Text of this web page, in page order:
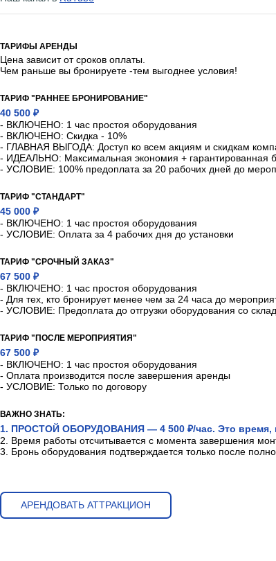
ТАРИФЫ АРЕНДЫ
Цена зависит от сроков оплаты.
Чем раньше вы бронируете -тем выгоднее условия!
ТАРИФ "РАННЕЕ БРОНИРОВАНИЕ"
40 500 ₽
- ВКЛЮЧЕНО: 1 час простоя оборудования
- ВКЛЮЧЕНО: Скидка - 10%
- ГЛАВНАЯ ВЫГОДА: Доступ ко всем акциям и скидкам
- ИДЕАЛЬНО: Максимальная экономия + гарантированная
- УСЛОВИЕ: 100% предоплата за 20 рабочих дней до
ТАРИФ "СТАНДАРТ"
45 000 ₽
- ВКЛЮЧЕНО: 1 час простоя оборудования
- УСЛОВИЕ: Оплата за 4 рабочих дня до установки
ТАРИФ "СРОЧНЫЙ ЗАКАЗ"
67 500 ₽
- ВКЛЮЧЕНО: 1 час простоя оборудования
- Для тех, кто бронирует менее чем за 24 часа до
- УСЛОВИЕ: Предоплата до отгрузки оборудования со
ТАРИФ "ПОСЛЕ МЕРОПРИЯТИЯ"
67 500 ₽
- ВКЛЮЧЕНО: 1 час простоя оборудования
- Оплата производится после завершения аренды
- УСЛОВИЕ: Только по договору
ВАЖНО ЗНАТЬ:
1. ПРОСТОЙ ОБОРУДОВАНИЯ — 4 500 ₽/час. Это время,
2. Время работы отсчитывается с момента завершения
3. Бронь оборудования подтверждается только после
АРЕНДОВАТЬ АТТРАКЦИОН